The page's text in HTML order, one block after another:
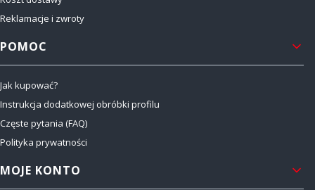
Reklamacje i zwroty
POMOC
Jak kupować?
Instrukcja dodatkowej obróbki profilu
Częste pytania (FAQ)
Polityka prywatności
MOJE KONTO